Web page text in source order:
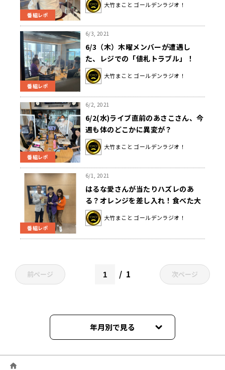
番組レポ
大竹まこと ゴールデンラジオ！
番組レポ
6/3, 2021
6/3（木）木曜メンバーが遭遇し
た、レジでの「値札トラブル」！
大竹まこと ゴールデンラジオ！
番組レポ
6/2, 2021
6/2(水)ライブ直前のあさこさん、今
週も体のどこかに異変が？
大竹まこと ゴールデンラジオ！
番組レポ
6/1, 2021
はるな愛さんが当たりハズレのあ
る？オレンジを差し入れ！食べた大
竹さんの感想は…？
大竹まこと ゴールデンラジオ！
前ページ 1 次ページ
年月別で見る
2026年06月